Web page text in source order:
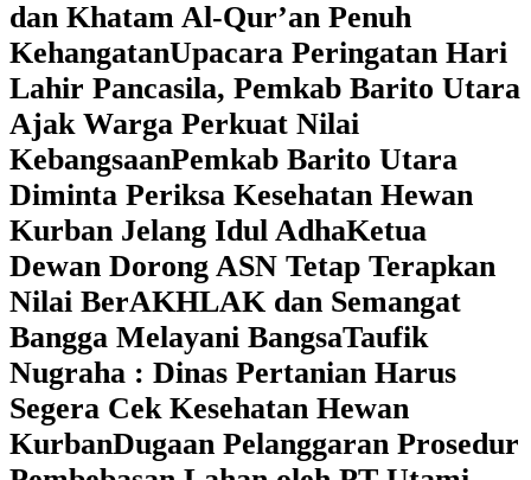
dan Khatam Al-Qur’an Penuh
KehangatanUpacara Peringatan Hari
Lahir Pancasila, Pemkab Barito Utara
Ajak Warga Perkuat Nilai
KebangsaanPemkab Barito Utara
Diminta Periksa Kesehatan Hewan
Kurban Jelang Idul AdhaKetua
Dewan Dorong ASN Tetap Terapkan
Nilai BerAKHLAK dan Semangat
Bangga Melayani BangsaTaufik
Nugraha : Dinas Pertanian Harus
Segera Cek Kesehatan Hewan
KurbanDugaan Pelanggaran Prosedur